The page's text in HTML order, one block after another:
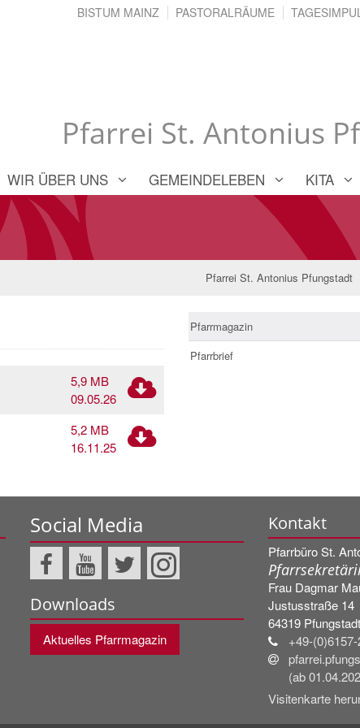
Pfarrei St. Antonius
BISTUM MAINZ PASTORALRÄUME
WIR ÜBER UNS GEMEINDELEBEN KITA
Pfarrei St. Antonius Pfungstadt
5,9 MB
09.05.26
5,2 MB
16.11.25
Pfarrmagazin
Pfarrbrief
Social Media
Downloads
Aktuelles Pfarrmagazin
Kontakt
Pfarrbüro St.
Frau Dagmar
Justusstraße 14
64319 Pfungstadt
+49-
(ab
Visitenkarte